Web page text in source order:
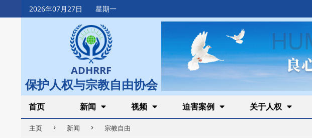
2026年07月27日 星期一
Skip
to
ADHRRF
保护人权与宗教自由协会
Secondary
Navigation
Menu
首页 新闻 视频 迫害案例 关于人权
主页 新闻 宗教自由